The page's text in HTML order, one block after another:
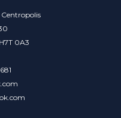
Centropolis
0A3